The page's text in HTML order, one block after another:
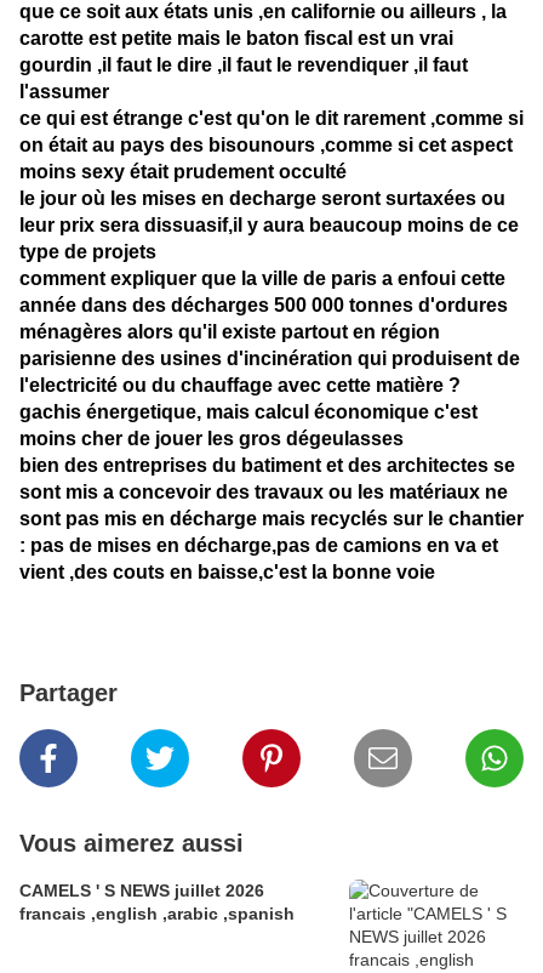
que ce soit aux états unis ,en californie ou ailleurs , la
carotte est petite mais le baton fiscal est un vrai
gourdin ,il faut le dire ,il faut le revendiquer ,il faut
l'assumer
ce qui est étrange c'est qu'on le dit rarement ,comme si
on était au pays des bisounours ,comme si cet aspect
moins sexy était prudement occulté
le jour où les mises en decharge seront surtaxées ou
leur prix sera dissuasif,il y aura beaucoup moins de ce
type de projets
comment expliquer que la ville de paris a enfoui cette
année dans des décharges 500 000 tonnes d'ordures
ménagères alors qu'il existe partout en région
parisienne des usines d'incinération qui produisent de
l'electricité ou du chauffage avec cette matière ?
gachis énergetique, mais calcul économique c'est
moins cher de jouer les gros dégeulasses
bien des entreprises du batiment et des architectes se
sont mis a concevoir des travaux ou les matériaux ne
sont pas mis en décharge mais recyclés sur le chantier
: pas de mises en décharge,pas de camions en va et
vient ,des couts en baisse,c'est la bonne voie
Partager
Vous aimerez aussi
CAMELS ' S NEWS juillet 2026
francais ,english ,arabic ,spanish